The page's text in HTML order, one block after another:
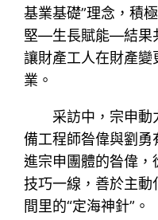
基業基礎”理念，積
堅—生長賦能—結果
讓財產工人在財產變
業。
采訪中，宗申動
備工程師昝偉與劉
進宗申團體的昝偉
技巧一線，善於主
間里的“定海神針”。